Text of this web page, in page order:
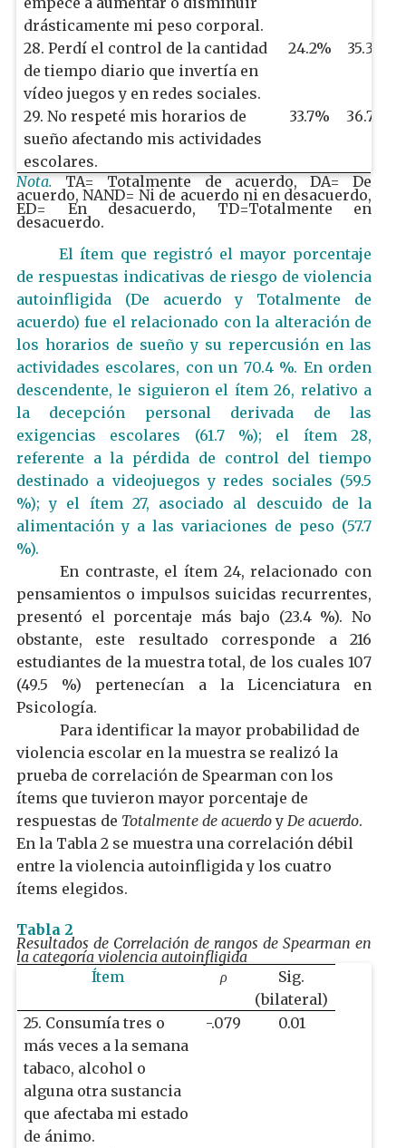
drásticamente mi peso corporal.
28. Perdí el control de la cantidad
de tiempo diario que invertía en
vídeo juegos y en redes sociales.
24.2% 35.3%
29. No respeté mis horarios de
sueño afectando mis actividades
escolares.
33.7% 36.7%
Nota.TA= Totalmente de acuerdo, DA= De
acuerdo, NAND= Ni de acuerdo ni en desacuerdo,
ED= En desacuerdo, TD=Totalmente en
desacuerdo.
El ítem que registró el mayor porcentaje
de respuestas indicativas de riesgo de violencia
autoinfligida (De acuerdo y Totalmente de
acuerdo) fue el relacionado con la alteración de
los horarios de sueño y su repercusión en las
actividades escolares, con un 70.4 %. En orden
descendente, le siguieron el ítem 26, relativo a
la decepción personal derivada de las
exigencias escolares (61.7 %); el ítem 28,
referente a la pérdida de control del tiempo
destinado a videojuegos y redes sociales (59.5
%); y el ítem 27, asociado al descuido de la
alimentación y a las variaciones de peso (57.7
%).
En contraste, el ítem 24, relacionado con
pensamientos o impulsos suicidas recurrentes,
presentó el porcentaje más bajo (23.4 %). No
obstante, este resultado corresponde a 216
estudiantes de la muestra total, de los cuales 107
(49.5 %) pertenecían a la Licenciatura en
Psicología.
Para identificar la mayor probabilidad de
violencia escolar en la muestra se realizó la
prueba de correlación de Spearman con los
ítems que tuvieron mayor porcentaje de
respuestas de Totalmente de acuerdoy De acuerdo.
En la Tabla 2 se muestra una correlación débil
entre la violencia autoinfligida y los cuatro
ítems elegidos.
Tabla 2
Resultados de Correlación de rangos de Spearman en
la categoría violencia autoinfligida
Ítem
ρ
Sig.
(bilateral)
25. Consumía tres o
más veces a la semana
tabaco, alcohol o
alguna otra sustancia
que afectaba mi estado
de ánimo.
-.079 0.01